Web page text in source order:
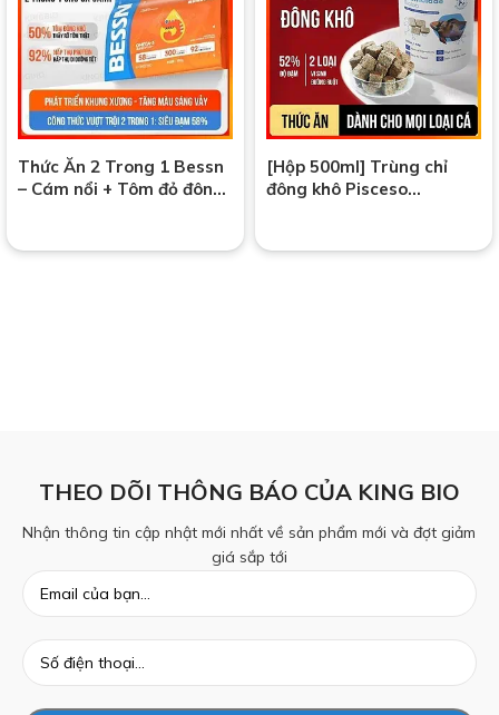
Thức Ăn 2 Trong 1 Bessn
– Cám nổi + Tôm đỏ đông
[Hộp 500ml] Trùng chỉ
đông khô Pisceso
THEO DÕI THÔNG BÁO CỦA KING BIO
Nhận thông tin cập nhật mới nhất về sản phẩm mới và đợt giảm
giá sắp tới